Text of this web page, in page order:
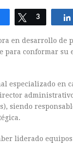
Compartir Twittear
3
en desarrollo de
para conformar
especializado en
siendo
liderado